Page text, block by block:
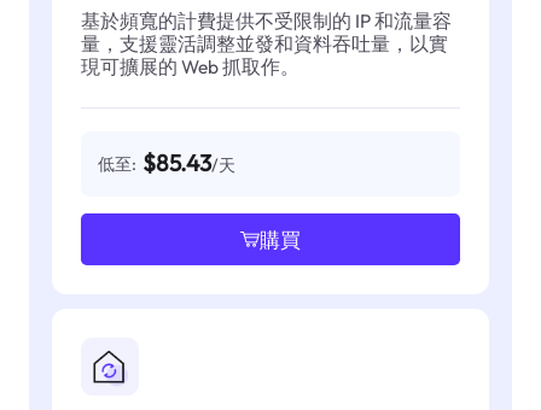
基於頻寬的計費提供不受限制的 IP 和流量容
量，支援靈活調整並發和資料吞吐量，以實
現可擴展的 Web 抓取作。
低至: $85.43/天
購買